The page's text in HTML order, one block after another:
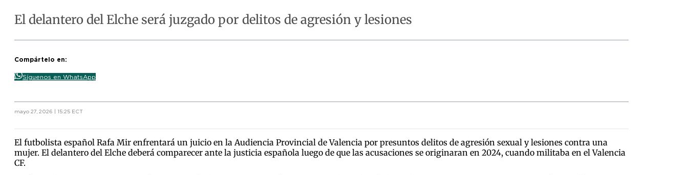
El delantero del Elche será juzgado por delitos de agresión y lesiones
Compártelo en:
Síguenos en WhatsApp
mayo 27, 2026 | 15:25 ECT
El futbolista español Rafa Mir enfrentará un juicio en la Audiencia Provincial de Valencia por presuntos delitos de agresión sexual y lesiones contra una
mujer. El delantero del Elche deberá comparecer ante la justicia española luego de que las acusaciones se originaran en 2024, cuando militaba en el Valencia
CF.